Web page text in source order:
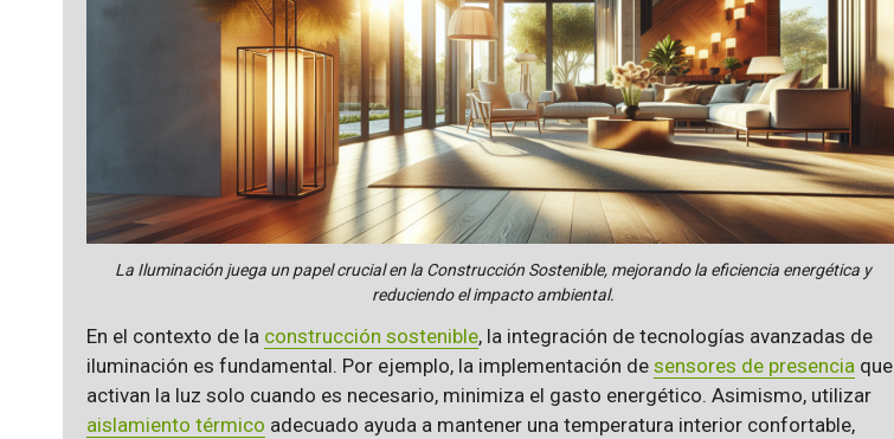
La Iluminación juega un papel crucial en la Construcción Sostenible, mejorando la eficiencia energética y
reduciendo el impacto ambiental.
En el contexto de la construcción sostenible, la integración de tecnologías avanzadas de
iluminación es fundamental. Por ejemplo, la implementación de sensores de presenciaque
activan la luz solo cuando es necesario, minimiza el gasto energético. Asimismo, utilizar
aislamiento térmico adecuado ayuda a mantener una temperatura interior confortable,